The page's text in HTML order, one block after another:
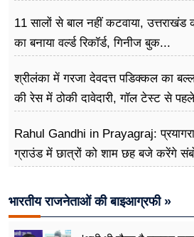
11 सालों से बाल नहीं कटवाया,
का बनाया वर्ल्ड रिकॉर्ड, गिनीज बुक...
श्रीलंका में गरजा देवदत्त पडिक्कल का
की रेस में ठोकी दावेदारी, गॉल टेस्ट से
Rahul Gandhi in Prayagraj:
ग्राउंड में छात्रों को शाम छह बजे करेंगे
भारतीय राजनेताओं की बाइआग्रफी »